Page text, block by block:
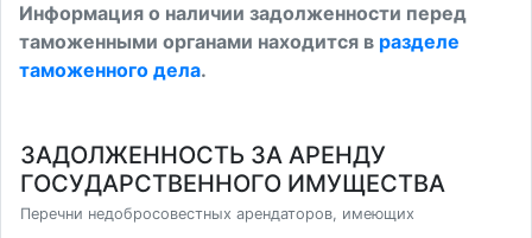
Информация о наличии задолженности перед
таможенными органами находится в разделе
таможенного дела.
ЗАДОЛЖЕННОСТЬ ЗА АРЕНДУ
ГОСУДАРСТВЕННОГО ИМУЩЕСТВА
Перечни недобросовестных арендаторов, имеющих